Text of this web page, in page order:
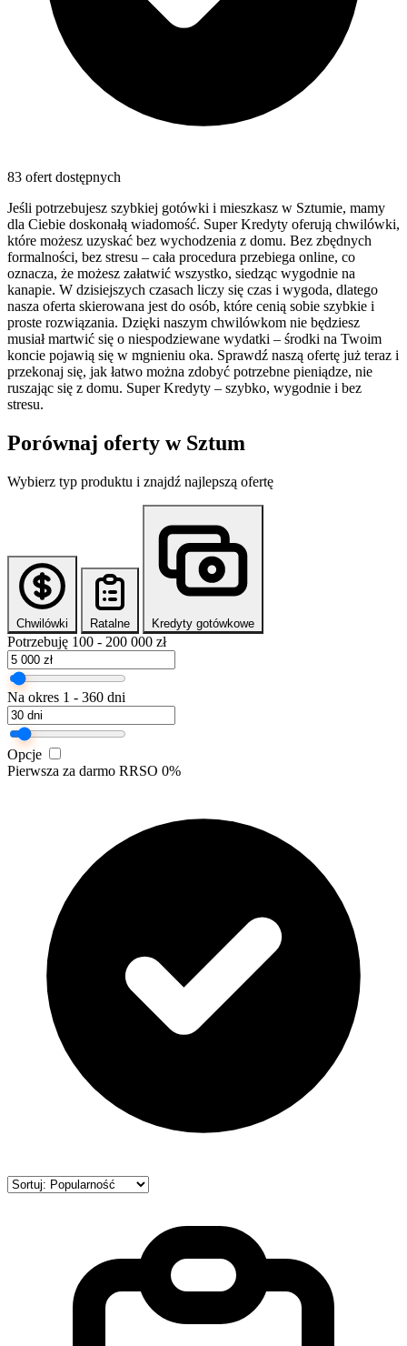
83 ofert dostępnych
Jeśli potrzebujesz szybkiej gotówki i mieszkasz w Sztumie, mamy
dla Ciebie doskonałą wiadomość. Super Kredyty oferują chwilówki,
które możesz uzyskać bez wychodzenia z domu. Bez zbędnych
formalności, bez stresu – cała procedura przebiega online, co
oznacza, że możesz załatwić wszystko, siedząc wygodnie na
kanapie. W dzisiejszych czasach liczy się czas i wygoda, dlatego
nasza oferta skierowana jest do osób, które cenią sobie szybkie i
proste rozwiązania. Dzięki naszym chwilówkom nie będziesz
musiał martwić się o niespodziewane wydatki – środki na Twoim
koncie pojawią się w mgnieniu oka. Sprawdź naszą ofertę już teraz i
przekonaj się, jak łatwo można zdobyć potrzebne pieniądze, nie
ruszając się z domu. Super Kredyty – szybko, wygodnie i bez
stresu.
Porównaj oferty w Sztum
Wybierz typ produktu i znajdź najlepszą ofertę
Chwilówki Ratalne Kredyty gotówkowe
Potrzebuję 100 - 200 000 zł
Na okres 1 - 360 dni
Opcje
Pierwsza za darmo RRSO 0%